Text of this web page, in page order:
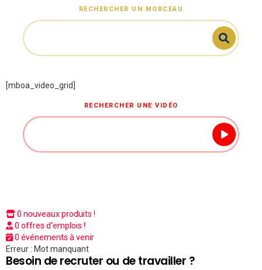
RECHERCHER UN MORCEAU
[mboa_video_grid]
RECHERCHER UNE VIDÉO
0 nouveaux produits !
0 offres d'emplois !
0 événements à venir
Erreur : Mot manquant
Besoin de recruter ou de travailler ?